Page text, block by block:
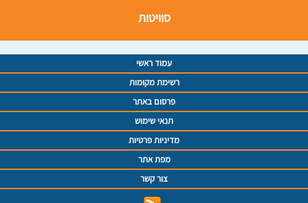
סוויטות
עמוד ראשי
רשימת מקומות
פרסום באתר
תנאי שימוש
מדיניות פרטיות
מפת אתר
צור קשר